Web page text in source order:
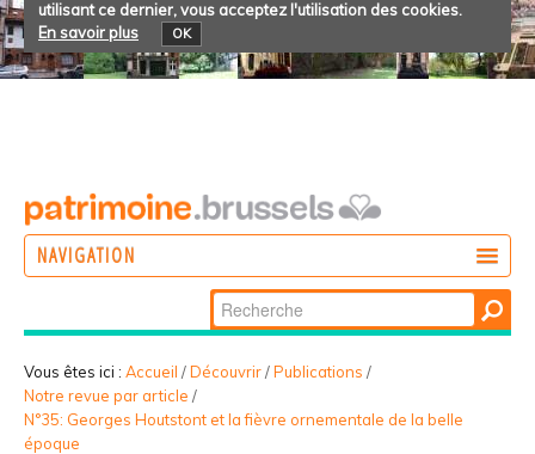
utilisant ce dernier, vous acceptez l'utilisation des cookies.
En savoir plus
OK
NAVIGATION
PARTICIPER
Chercher par
Recherche
avancée…
Vous êtes ici : Accueil /Découvrir/Publications /
Notre revue par article /
N°35: Georges Houtstont et la fièvre ornementale de la belle
époque